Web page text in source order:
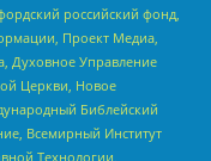
российский фонд,
Проект Медиа,
Духовное Управление
Церкви, Новое
Библейский
Всемирный Институт
Технологии,